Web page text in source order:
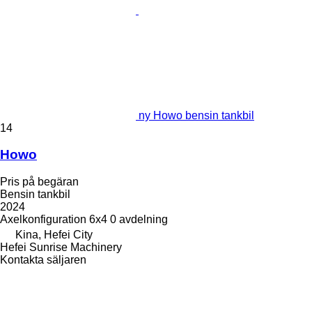
ny Howo bensin tankbil
14
Howo
Pris på begäran
Bensin tankbil
2024
Axelkonfiguration 6x4 0 avdelning
Kina, Hefei City
Hefei Sunrise Machinery
Kontakta säljaren